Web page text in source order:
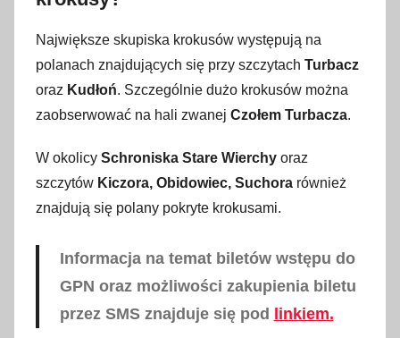
Największe skupiska krokusów występują na
polanach znajdujących się przy szczytach Turbacz
oraz Kudłoń. Szczególnie dużo krokusów można
zaobserwować na hali zwanej Czołem Turbacza.
W okolicy Schroniska Stare Wierchy oraz
szczytów Kiczora, Obidowiec, Suchora również
znajdują się polany pokryte krokusami.
Informacja na temat biletów wstępu do
GPN oraz możliwości zakupienia biletu
przez SMS znajduje się pod linkiem.